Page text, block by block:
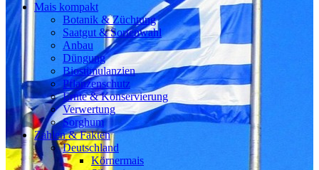
Mais kompakt
Botanik & Züchtung
Saatgut & Sortenwahl
Anbau
Düngung
Biostimulanzien
Pflanzenschutz
Ernte & Konservierung
Verwertung
Sorghum
Zahlen & Fakten
Deutschland
Körnermais